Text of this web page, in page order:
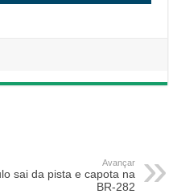
Avançar
sai da pista e capota na
BR-282